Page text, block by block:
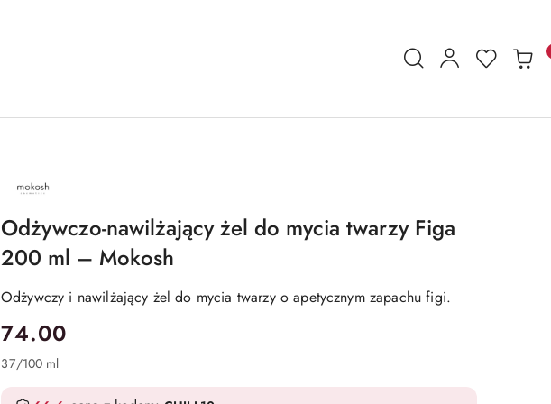
NAZWA
PRODUCENTA:
COSMETICS
Odżywczo-nawilżający żel do mycia twarzy Figa
200 ml – Mokosh
Odżywczy i nawilżający żel do mycia twarzy o apetycznym zapachu figi.
cena:
74.00
37/100 ml